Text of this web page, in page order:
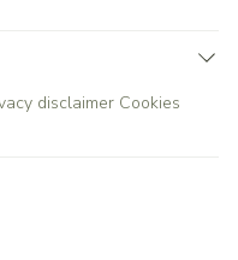
disclaimer Cookies